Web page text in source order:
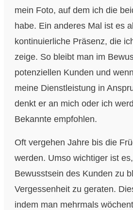
mein Foto, auf dem ich die
habe. Ein anderes Mal ist es
kontinuierliche Präsenz, die
zeige. So bleibt man im
potenziellen Kunden und
meine Dienstleistung in
denkt er an mich oder ich
Bekannte empfohlen.
Oft vergehen Jahre bis die
werden. Umso wichtiger ist
Bewusstsein des Kunden zu
Vergessenheit zu geraten.
indem man mehrmals